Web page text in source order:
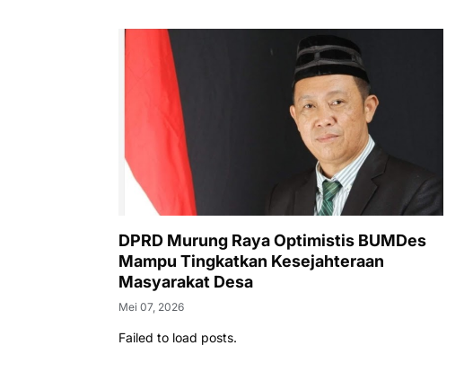
DPRD Murung Raya Optimistis BUMDes
Mampu Tingkatkan Kesejahteraan
Masyarakat Desa
Mei 07, 2026
Failed to load posts.